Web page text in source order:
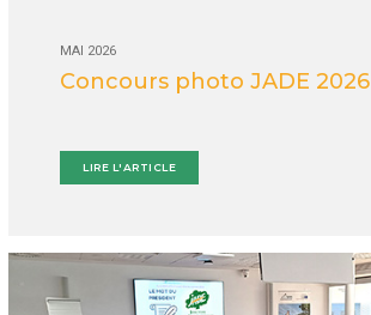
MAI 2026
Concours photo JADE 2026
LIRE L'ARTICLE